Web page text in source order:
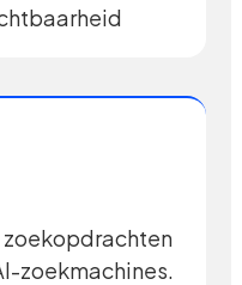
zoekopdrachten
zoekmachines.